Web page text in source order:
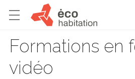
Formations en
vidéo